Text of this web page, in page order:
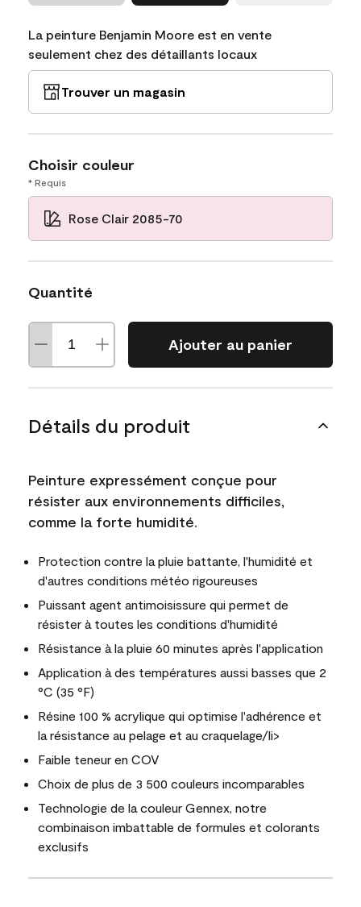
La peinture Benjamin Moore est en vente
seulement chez des détaillants locaux
Trouver un magasin
Choisir couleur
* Requis
Rose Clair 2085-70
Quantité
Ajouter au panier
Détails du produit
Peinture expressément conçue pour
résister aux environnements difficiles,
comme la forte humidité.
Protection contre la pluie battante, l'humidité et
d'autres conditions météo rigoureuses
Puissant agent antimoisissure qui permet de
résister à toutes les conditions d'humidité
Résistance à la pluie 60 minutes après l'application
Application à des températures aussi basses que 2
°C (35 °F)
Résine 100 % acrylique qui optimise l'adhérence et
la résistance au pelage et au craquelage/li>
Faible teneur en COV
Choix de plus de 3 500 couleurs incomparables
Technologie de la couleur Gennex, notre
combinaison imbattable de formules et colorants
exclusifs